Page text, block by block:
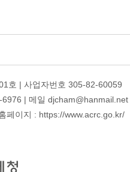
호 | 사업자번호 305-82-60059
| 메일 djcham@hanmail.net
페이지 : https://www.acrc.go.kr/